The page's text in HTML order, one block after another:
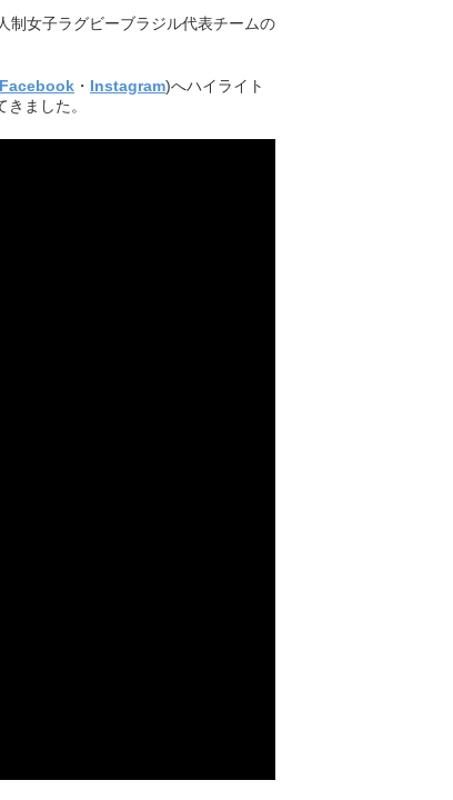
制女子ラグビーブラジル代表チームの
Facebook ・ Instagram)へハイライト
ました。